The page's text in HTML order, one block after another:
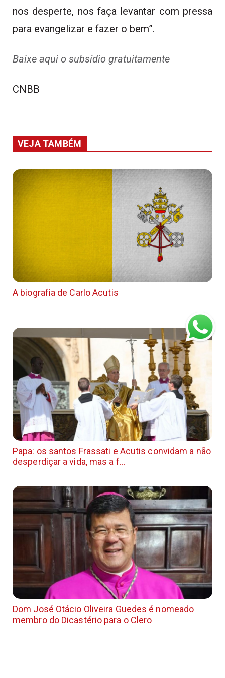
nos desperte, nos faça levantar com pressa
para evangelizar e fazer o bem”.
Baixe aqui o subsídio gratuitamente
CNBB
VEJA TAMBÉM
A biografia de Carlo Acutis
Papa: os santos Frassati e Acutis convidam a não
desperdiçar a vida, mas a f...
Dom José Otácio Oliveira Guedes é nomeado
membro do Dicastério para o Clero